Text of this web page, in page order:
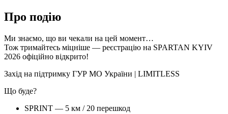
Про подію
Ми знаємо, що ви чекали на цей момент…
Тож тримайтесь міцніше — реєстрацію на SPARTAN KYIV
2026 офіційно відкрито!
Захід на підтримку ГУР МО України | LIMITLESS
Що буде?
SPRINT — 5 км / 20 перешкод